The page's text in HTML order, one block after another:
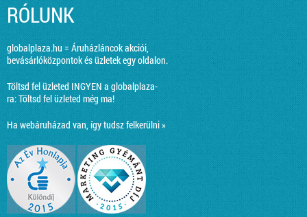
RÓLUNK
globalplaza.hu = Áruházláncok akciói,
bevásárlóközpontok és üzletek egy oldalon.
Töltsd fel üzleted INGYEN a globalplaza-
ra:Töltsd fel üzleted még ma!
Ha webáruházad van, így tudsz felkerülni »